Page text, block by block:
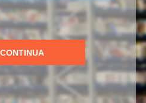
CONTINUA